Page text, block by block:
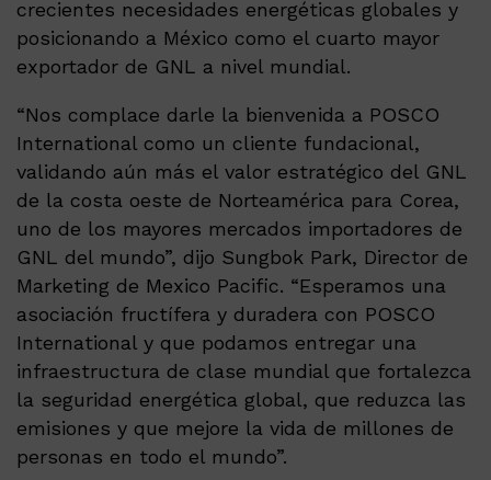
crecientes necesidades energéticas globales y
posicionando a México como el cuarto mayor
exportador de GNL a nivel mundial.
“Nos complace darle la bienvenida a POSCO
International como un cliente fundacional,
validando aún más el valor estratégico del GNL
de la costa oeste de Norteamérica para Corea,
uno de los mayores mercados importadores de
GNL del mundo”, dijo Sungbok Park, Director de
Marketing de Mexico Pacific. “Esperamos una
asociación fructífera y duradera con POSCO
International y que podamos entregar una
infraestructura de clase mundial que fortalezca
la seguridad energética global, que reduzca las
emisiones y que mejore la vida de millones de
personas en todo el mundo”.